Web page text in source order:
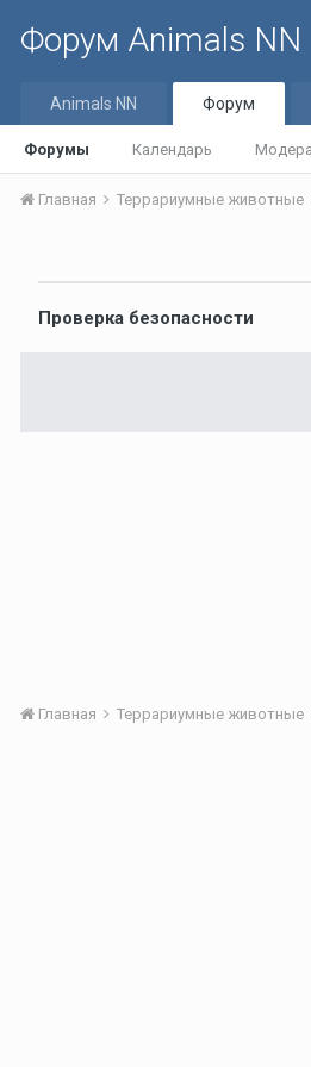
Форум Animals NN
Animals NN Форум
Форумы Календарь
Главная Террариумные животные
Проверка безопасности
Главная Террариумные животные